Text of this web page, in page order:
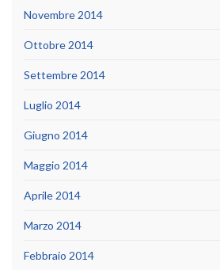
Novembre 2014
Ottobre 2014
Settembre 2014
Luglio 2014
Giugno 2014
Maggio 2014
Aprile 2014
Marzo 2014
Febbraio 2014